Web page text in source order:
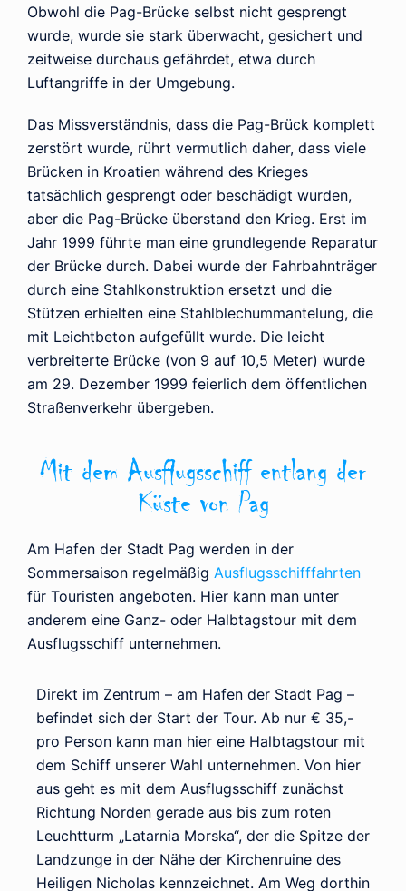
Obwohl die Pag-Brücke selbst nicht gesprengt
wurde, wurde sie stark überwacht, gesichert und
zeitweise durchaus gefährdet, etwa durch
Luftangriffe in der Umgebung.
Das Missverständnis, dass die Pag-Brück komplett
zerstört wurde, rührt vermutlich daher, dass viele
Brücken in Kroatien während des Krieges
tatsächlich gesprengt oder beschädigt wurden,
aber die Pag-Brücke überstand den Krieg. Erst im
Jahr 1999 führte man eine grundlegende Reparatur
der Brücke durch. Dabei wurde der Fahrbahnträger
durch eine Stahlkonstruktion ersetzt und die
Stützen erhielten eine Stahlblechummantelung, die
mit Leichtbeton aufgefüllt wurde. Die leicht
verbreiterte Brücke (von 9 auf 10,5 Meter) wurde
am 29. Dezember 1999 feierlich dem öffentlichen
Straßenverkehr übergeben.
Mit dem Ausflugsschiff entlang der
Küste von Pag
Am Hafen der Stadt Pag werden in der
Sommersaison regelmäßig Ausflugsschifffahrten
für Touristen angeboten. Hier kann man unter
anderem eine Ganz- oder Halbtagstour mit dem
Ausflugsschiff unternehmen.
Direkt im Zentrum – am Hafen der Stadt Pag –
befindet sich der Start der Tour. Ab nur € 35,-
pro Person kann man hier eine Halbtagstour mit
dem Schiff unserer Wahl unternehmen. Von hier
aus geht es mit dem Ausflugsschiff zunächst
Richtung Norden gerade aus bis zum roten
Leuchtturm „Latarnia Morska“, der die Spitze der
Landzunge in der Nähe der Kirchenruine des
Heiligen Nicholas kennzeichnet. Am Weg dorthin